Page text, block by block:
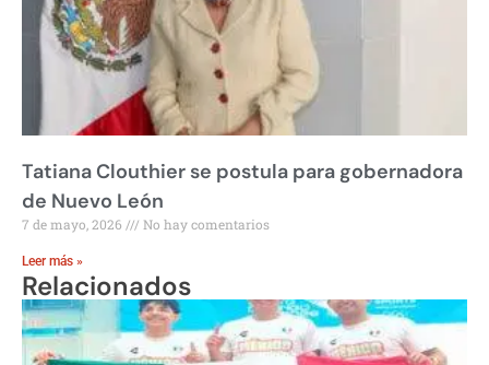
Tatiana Clouthier se postula para gobernadora
de Nuevo León
7 de mayo, 2026 No hay comentarios
Leer más »
Relacionados